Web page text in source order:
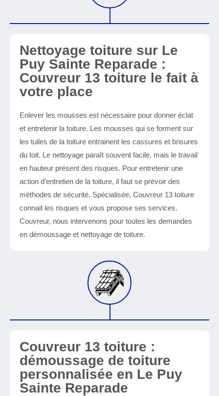
Nettoyage toiture sur Le
Puy Sainte Reparade :
Couvreur 13 toiture le fait à
votre place
Enlever les mousses est nécessaire pour donner éclat
et entretenir la toiture. Les mousses qui se forment sur
les tuiles de la toiture entrainent les cassures et brisures
du toit. Le nettoyage paraît souvent facile, mais le travail
en hauteur présent des risques. Pour entretenir une
action d’entretien de la toiture, il faut se prévoir des
méthodes de sécurité. Spécialisée, Couvreur 13 toiture
connait les risques et vous propose ses services.
Couvreur, nous intervenons pour toutes les demandes
en démoussage et nettoyage de toiture.
Couvreur 13 toiture :
démoussage de toiture
personnalisée en Le Puy
Sainte Reparade